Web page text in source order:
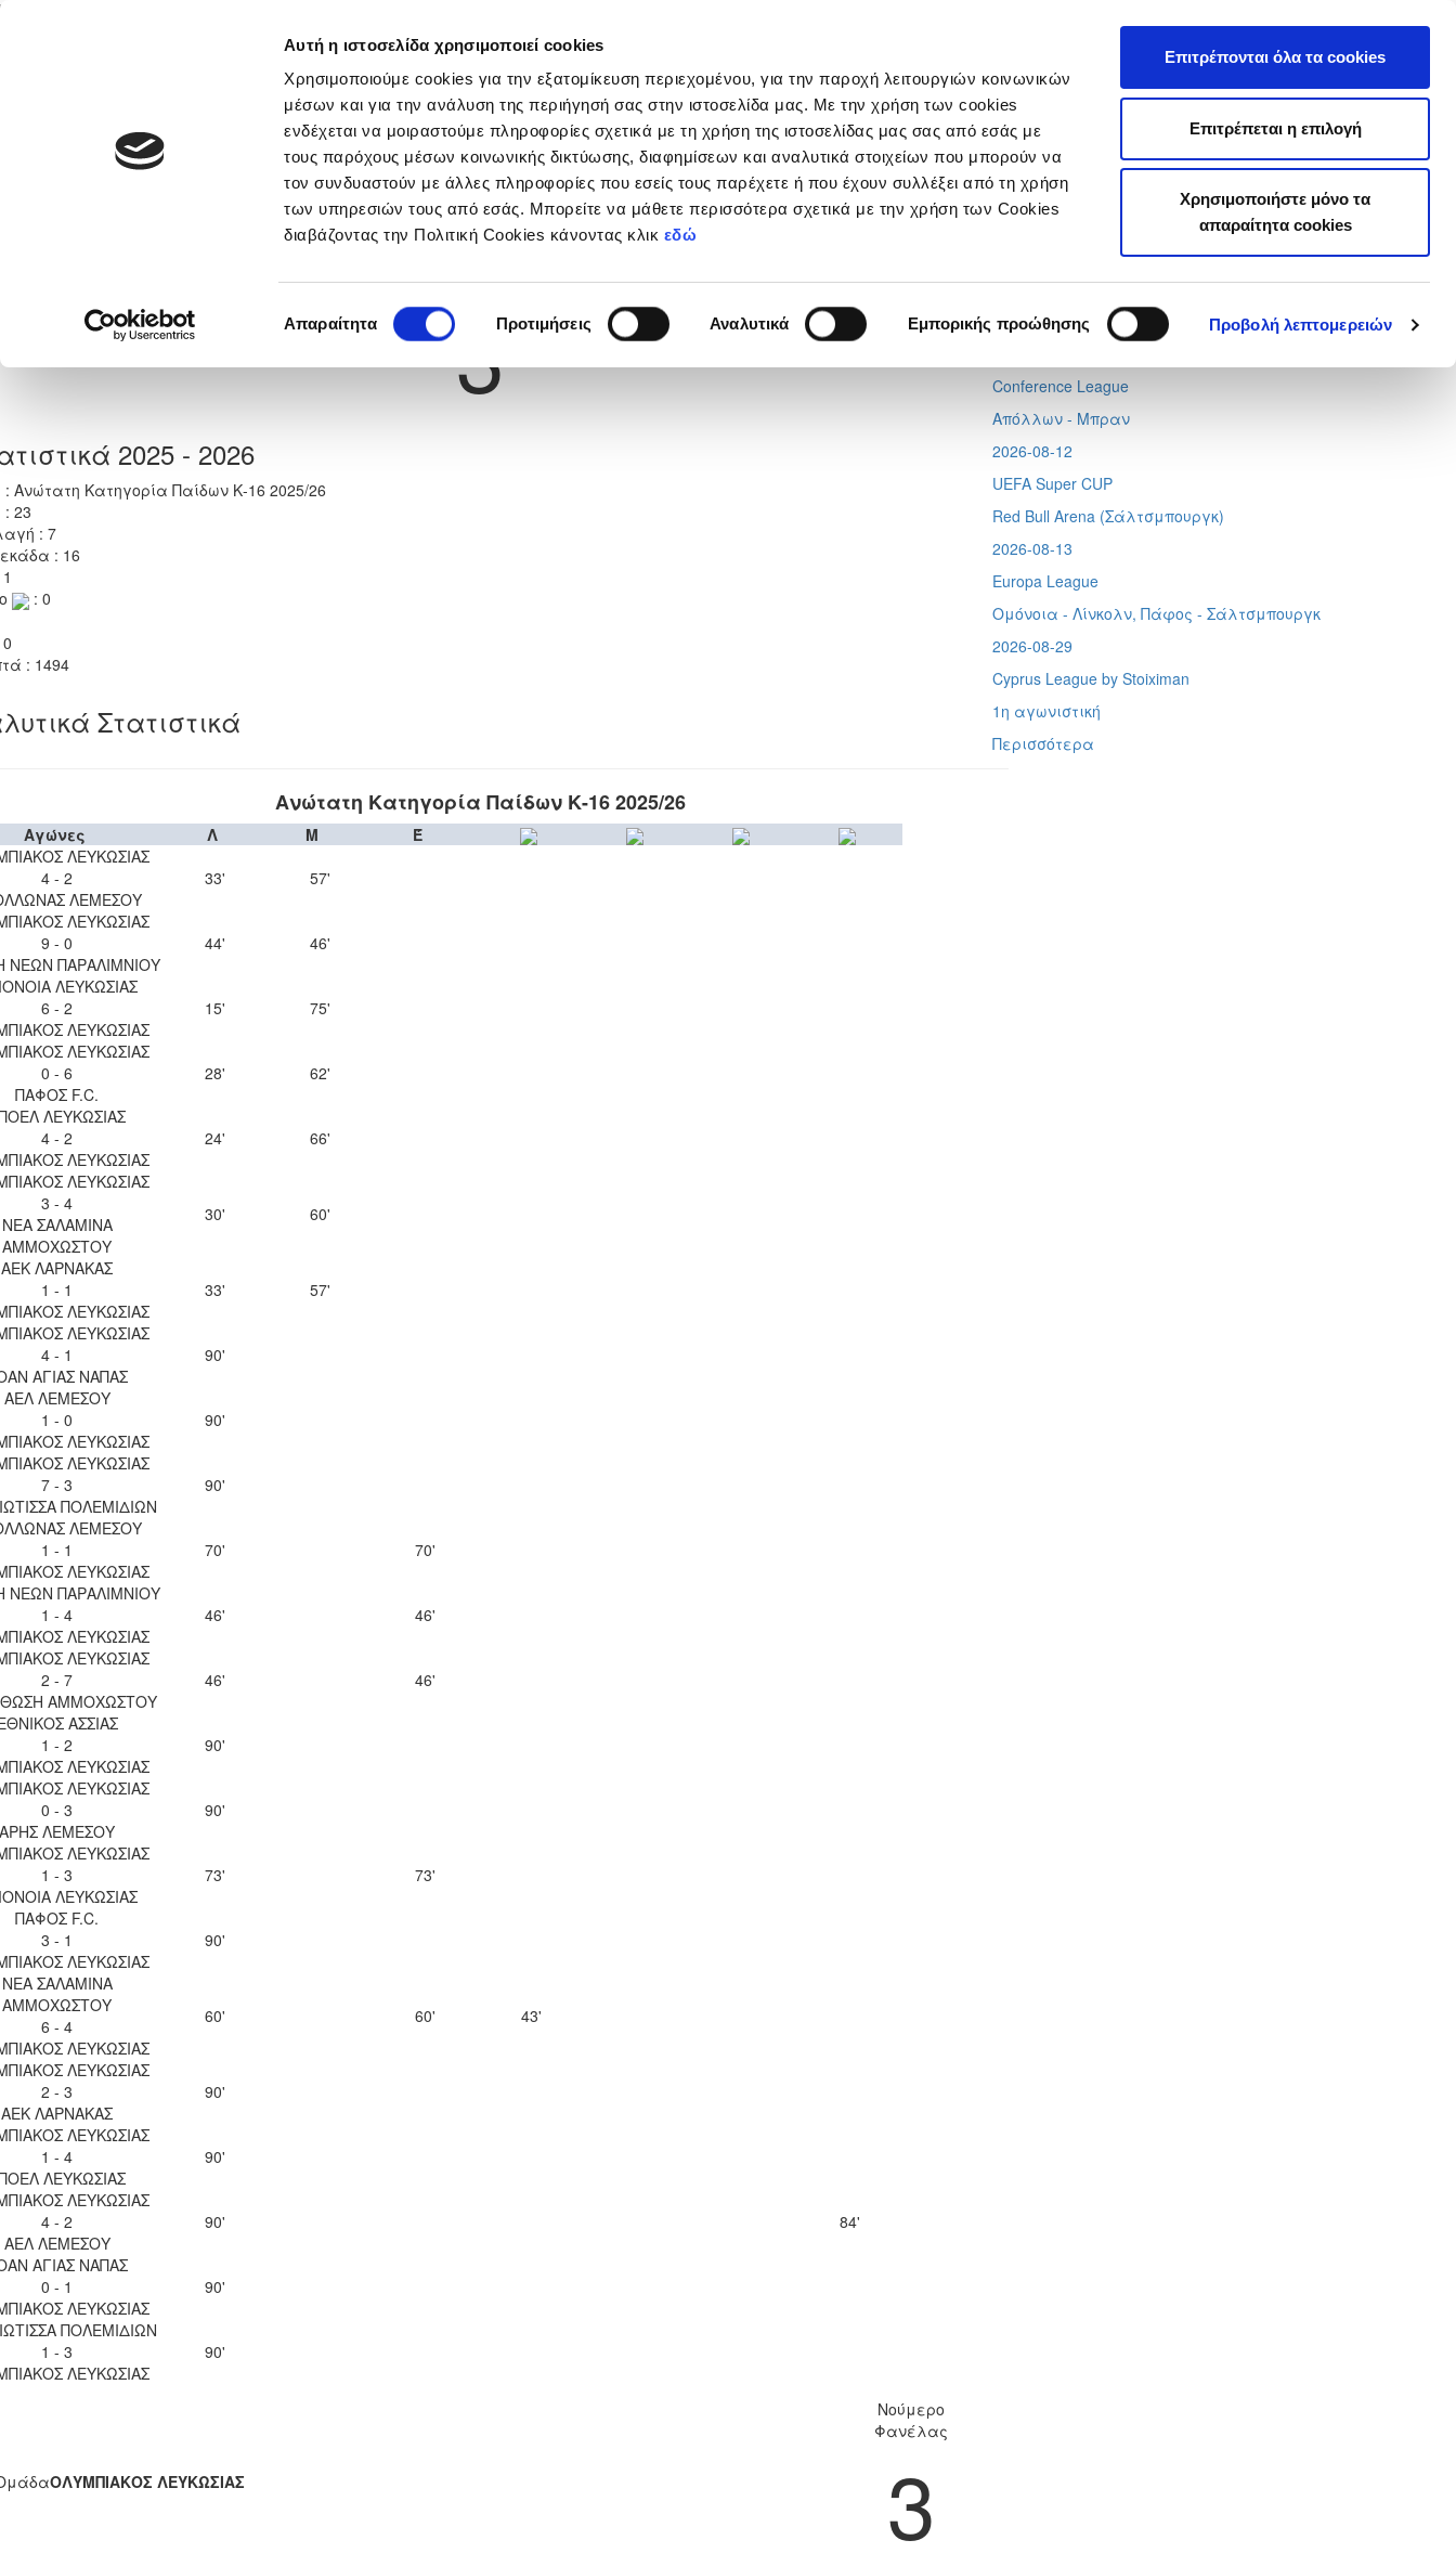
Αυτή η ιστοσελίδα χρησιμοποιεί cookies
Χρησιμοποιούμε cookies για την εξατομίκευση περιεχομένου, για την παροχή λειτουργιών κοινωνικών
μέσων και για την ανάλυση της περιήγησή σας στην ιστοσελίδα μας. Με την χρήση των cookies
ενδέχεται να μοιραστούμε πληροφορίες σχετικά με τη χρήση της ιστοσελίδας μας σας από εσάς με
τους παρόχους μέσων κοινωνικής δικτύωσης, διαφημίσεων και αναλυτικά στοιχείων που μπορούν να
τον συνδυαστούν με άλλες πληροφορίες που εσείς τους παρέχετε ή που έχουν συλλέξει από τη χρήση
των υπηρεσιών τους από εσάς. Μπορείτε να μάθετε περισσότερα σχετικά με την χρήση των Cookies
διαβάζοντας την Πολιτική Cookies κάνοντας κλικ εδώ
συγκατάθεσης
Απαραίτητα Προτιμήσεις Αναλυτικά Εμπορικής προώθησης Προβολή λεπτομερειών
Επιτρέπονται όλα τα cookies
Επιτρέπεται η επιλογή
Χρησιμοποιήστε μόνο τα
απαραίτητα cookies
Νέα & Πληροφορίες Εθνικές Ομάδες Διοργανώσεις
Previous Next
ΑΝΤΩΝΗΣ ΒΡΑΧΙΜΗΣ
Νούμερο Φανέλας
3
2025 - 2026
: Ανώτατη Κατηγορία Παίδων Κ-16 2025/26
23
: 7
: 16
: 0
: 1494
Στατιστικά
Ανώτατη Κατηγορία Παίδων Κ-16 2025/26
Αγώνες Λ Μ
Έ
ΛΕΥΚΩΣΙΑΣ
4 - 2
ΛΕΜΕΣΟΥ
33'
57'
ΛΕΥΚΩΣΙΑΣ
9 - 0
ΝΕΩΝ ΠΑΡΑΛΙΜΝΙΟΥ
44'
46'
ΛΕΥΚΩΣΙΑΣ
6 - 2
ΛΕΥΚΩΣΙΑΣ
15'
75'
ΛΕΥΚΩΣΙΑΣ
0 - 6
ΠΑΦΟΣ F.C.
28'
62'
ΛΕΥΚΩΣΙΑΣ
4 - 2
ΛΕΥΚΩΣΙΑΣ
24'
66'
ΛΕΥΚΩΣΙΑΣ
3 - 4
ΝΕΑ ΣΑΛΑΜΙΝΑ
ΑΜΜΟΧΩΣΤΟΥ
30' 60'
ΑΕΚ ΛΑΡΝΑΚΑΣ
1 - 1
ΛΕΥΚΩΣΙΑΣ
33'
57'
ΛΕΥΚΩΣΙΑΣ
4 - 1
ΑΓΙΑΣ ΝΑΠΑΣ
90'
ΑΕΛ ΛΕΜΕΣΟΥ
1 - 0
ΛΕΥΚΩΣΙΑΣ
90'
ΛΕΥΚΩΣΙΑΣ
7 - 3
ΠΟΛΕΜΙΔΙΩΝ
90'
ΛΕΜΕΣΟΥ
1 - 1
ΛΕΥΚΩΣΙΑΣ
70'
70'
ΝΕΩΝ ΠΑΡΑΛΙΜΝΙΟΥ
1 - 4
ΛΕΥΚΩΣΙΑΣ
46'
46'
ΛΕΥΚΩΣΙΑΣ
2 - 7
ΑΜΜΟΧΩΣΤΟΥ
46'
46'
ΑΣΣΙΑΣ
1 - 2
ΛΕΥΚΩΣΙΑΣ
90'
ΛΕΥΚΩΣΙΑΣ
0 - 3
ΑΡΗΣ ΛΕΜΕΣΟΥ
90'
ΛΕΥΚΩΣΙΑΣ
1 - 3
ΛΕΥΚΩΣΙΑΣ
73'
73'
ΠΑΦΟΣ F.C.
3 - 1
ΛΕΥΚΩΣΙΑΣ
90'
ΝΕΑ ΣΑΛΑΜΙΝΑ
ΑΜΜΟΧΩΣΤΟΥ
6 - 4
ΛΕΥΚΩΣΙΑΣ
60' 60' 43'
ΛΕΥΚΩΣΙΑΣ
2 - 3
ΑΕΚ ΛΑΡΝΑΚΑΣ
90'
ΛΕΥΚΩΣΙΑΣ
1 - 4
ΛΕΥΚΩΣΙΑΣ
90'
ΛΕΥΚΩΣΙΑΣ
4 - 2
ΑΕΛ ΛΕΜΕΣΟΥ
90'
84'
ΑΓΙΑΣ ΝΑΠΑΣ
0 - 1
ΛΕΥΚΩΣΙΑΣ
90'
ΠΟΛΕΜΙΔΙΩΝ
1 - 3
ΛΕΥΚΩΣΙΑΣ
90'
ΟΛΥΜΠΙΑΚΟΣ ΛΕΥΚΩΣΙΑΣ
Νούμερο
Φανέλας
3
Tweets by CyprusFA
Προσεχή γεγονότα
Europa League
Λίνκολν - Ομόνοια,
Σάλτσμπουργκ – Πάφος
Conference League
Απόλλων - Μπραν
2026-08-12
UEFA Super CUP
Red Bull Arena (Σάλτσμπουργκ)
2026-08-13
Europa League
Ομόνοια - Λίνκολν, Πάφος - Σάλτσμπουργκ
2026-08-29
Cyprus League by Stoiximan
1η αγωνιστική
Περισσότερα